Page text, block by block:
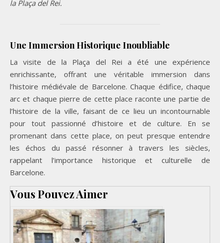
la Plaça del Rei.
Une Immersion Historique Inoubliable
La visite de la Plaça del Rei a été une expérience
enrichissante, offrant une véritable immersion dans
l’histoire médiévale de Barcelone. Chaque édifice, chaque
arc et chaque pierre de cette place raconte une partie de
l’histoire de la ville, faisant de ce lieu un incontournable
pour tout passionné d’histoire et de culture. En se
promenant dans cette place, on peut presque entendre
les échos du passé résonner à travers les siècles,
rappelant l’importance historique et culturelle de
Barcelone.
Vous Pouvez Aimer